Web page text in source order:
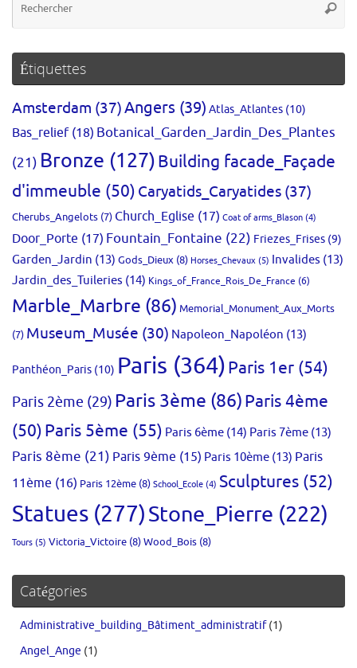
Étiquettes
Amsterdam (37)Angers (39) Atlas_Atlantes (10)
Bas_relief(18) Botanical_Garden_Jardin_Des_Plantes
(21) Bronze (127)Building facade_Façade
d'immeuble (50) Caryatids_Caryatides (37)
Cherubs_Angelots (7) Church_Eglise (17) Coat of arms_Blason (4)
Door_Porte (17) Fountain_Fontaine (22) Friezes_Frises (9)
Garden_Jardin (13) Gods_Dieux (8) Horses_Chevaux (5) Invalides (13)
Jardin_des_Tuileries (14) Kings_of_France_Rois_De_France (6)
Marble_Marbre (86) Memorial_Monument_Aux_Morts
(7) Museum_Musée (30) Napoleon_Napoléon (13)
Panthéon_Paris (10) Paris (364)Paris 1er (54)
Paris 2ème (29) Paris 3ème (86)Paris 4ème
(50)Paris 5ème (55) Paris 6ème (14) Paris 7ème (13)
Paris 8ème (21) Paris 9ème (15) Paris 10ème (13) Paris
11ème (16) Paris 12ème (8) School_Ecole (4) Sculptures (52)
Statues (277)Stone_Pierre (222)
Tours (5) Victoria_Victoire (8)Wood_Bois (8)
Catégories
Administrative_building_Bâtiment_administratif(1)
Angel_Ange (1)